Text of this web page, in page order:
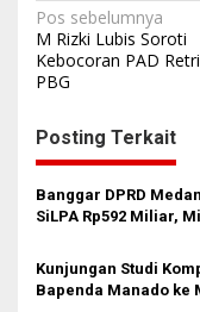
N
a
v
i
g
a
s
i
p
Pos sebelumnya
M Rizki Lubis Soroti
Kebocoran PAD
PBG
Posting Terkait
Banggar DPRD
SiLPA Rp592 Miliar,
dan PAD
Kunjungan Studi
Bapenda Manado ke